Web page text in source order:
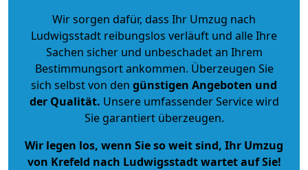
Wir sorgen dafür, dass Ihr Umzug nach
Ludwigsstadt reibungslos verläuft und alle Ihre
Sachen sicher und unbeschadet an Ihrem
Bestimmungsort ankommen. Überzeugen Sie
sich selbst von den günstigen Angeboten und
der Qualität. Unsere umfassender Service wird
Sie garantiert überzeugen.
Wir legen los, wenn Sie so weit sind, Ihr Umzug
von Krefeld nach Ludwigsstadt wartet auf Sie!